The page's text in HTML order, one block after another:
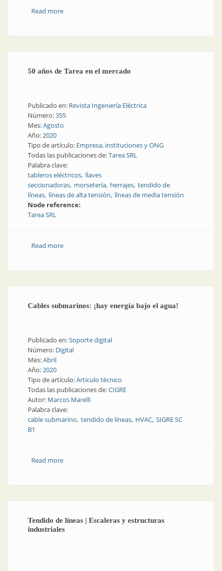
Read moreabout En plena pandemia: barrios populares,
50 años de Tarea en el mercado
Publicado en: Revista Ingeniería Eléctrica
Número:355
Mes:Agosto
Año:2020
Tipo de artículo: Empresa, instituciones y ONG
Todas las publicaciones de:Tarea SRL
Palabra clave:
tableros eléctricos llaves
seccionadoras morsetería herrajes tendido de
líneas líneas de alta tensión líneas de media tensión
Node reference:
Tarea SRL
Read moreabout 50 años de Tarea en el mercado
Cables submarinos: ¡hay energía bajo el agua!
Publicado en:Soporte digital
Número: Digital
Mes:Abril
Año:2020
Tipo de artículo:Artículo técnico
Todas las publicaciones de:CIGRE
Autor: Marcos Marelli
Palabra clave:
cable submarino tendido de líneas HVAC SIGRE SC
B1
Read moreabout Cables submarinos: ¡hay energía bajo el agua!
Tendido de líneas | Escaleras y estructuras
industriales